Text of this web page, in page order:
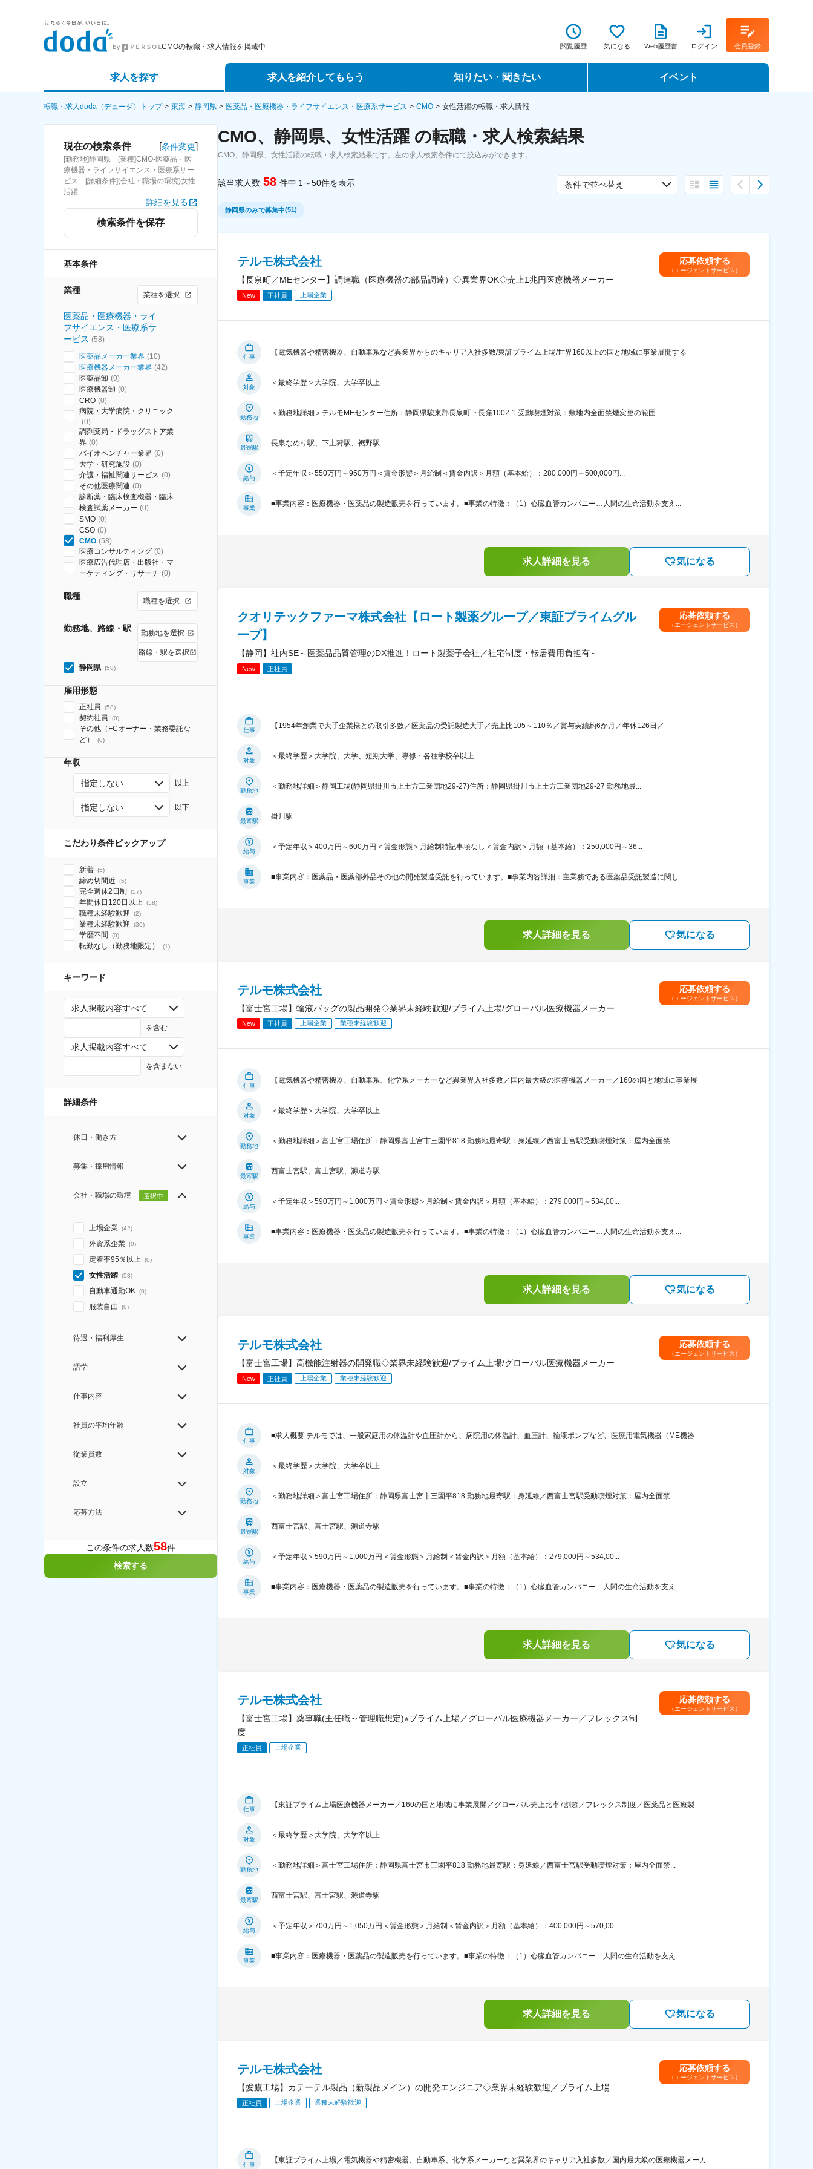
CMOの転職・求人情報を掲載中 閲覧履歴 気になる Web履歴書 ログイン 会員登録
求人を探す
詳細条件から探す
求人特集から探す
求人を紹介してもらう
エージェントサービス
スカウトサービス
知りたい・聞きたい
転職ノウハウ
データで見る転職
イベント
転職・求人doda（デューダ）トップ 東海 静岡県 医薬品・医療機器・ライフサイエンス・医療系サービス CMO 女性活躍の転職・求人情報
現在の検索条件 [条件変更]
[勤務地]静岡県 [業種]CMO-医薬品・医
療機器・ライフサイエンス・医療系サー
ビス [詳細条件](会社・職場の環境)女性
活躍
詳細を見る
検索条件を保存
基本条件
業種 業種を選択
医薬品・医療機器・ライ
フサイエンス・医療系サ
ービス (58)
医薬品メーカー業界 (10)
医療機器メーカー業界 (42)
医薬品卸 (0)
医療機器卸 (0)
CRO (0)
病院・大学病院・クリニック
(0)
調剤薬局・ドラッグストア業
界 (0)
バイオベンチャー業界 (0)
大学・研究施設 (0)
介護・福祉関連サービス (0)
その他医療関連 (0)
診断薬・臨床検査機器・臨床
検査試薬メーカー (0)
SMO (0)
CSO (0)
CMO (58)
医療コンサルティング (0)
医療広告代理店・出版社・マ
ーケティング・リサーチ (0)
職種 職種を選択
勤務地、路線・駅 勤務地を選択
路線・駅を選択
静岡県 (58)
雇用形態
正社員 (58)
契約社員 (0)
その他（FCオーナー・業務委託な
ど）
(0)
年収
指定しない 以上
指定しない 以下
こだわり条件ピックアップ
新着 (5)
締め切間近 (5)
完全週休2日制 (57)
年間休日120日以上 (58)
職種未経験歓迎 (2)
業種未経験歓迎 (30)
学歴不問 (0)
転勤なし（勤務地限定） (1)
キーワード
求人掲載内容すべて
を含む
求人掲載内容すべて
を含まない
詳細条件
休日・働き方
募集・採用情報
会社・職場の環境 選択中
上場企業 (42)
外資系企業 (0)
定着率95％以上 (0)
女性活躍 (58)
自動車通勤OK (0)
服装自由 (0)
待遇・福利厚生
語学
仕事内容
社員の平均年齢
従業員数
設立
応募方法
この条件の求人数58件
検索する
CMO、静岡県、女性活躍 の転職・求人検索結果
CMO、静岡県、女性活躍の転職・求人検索結果です。左の求人検索条件にて絞込みができます。
該当求人数 58 件中 1～50件を表示 条件で並べ替え
静岡県のみで募集中(51)
テルモ株式会社
【長泉町／MEセンター】調達職（医療機器の部品調達）◇異業界OK◇売上1兆円医療機器メーカー
New 正社員 上場企業
応募依頼する
（エージェントサービス）
仕事
【電気機器や精密機器、自動車系など異業界からのキャリア入社多数/東証プライム上場/世界160以上の国と地域に事業展開する
対象
＜最終学歴＞大学院、大学卒以上
勤務地
＜勤務地詳細＞テルモMEセンター住所：静岡県駿東郡長泉町下長窪1002-1 受動喫煙対策：敷地内全面禁煙変更の範囲...
最寄駅
長泉なめり駅、下土狩駅、裾野駅
給与
＜予定年収＞550万円～950万円＜賃金形態＞月給制＜賃金内訳＞月額（基本給）：280,000円～500,000円...
事業
■事業内容：医療機器・医薬品の製造販売を行っています。■事業の特徴：（1）心臓血管カンパニー…人間の生命活動を支え...
求人詳細を見る 気になる
クオリテックファーマ株式会社【ロート製薬グループ／東証プライムグル
ープ】
【静岡】社内SE～医薬品品質管理のDX推進！ロート製薬子会社／社宅制度・転居費用負担有～
New 正社員
応募依頼する
（エージェントサービス）
仕事
【1954年創業で大手企業様との取引多数／医薬品の受託製造大手／売上比105～110％／賞与実績約6か月／年休126日／
対象
＜最終学歴＞大学院、大学、短期大学、専修・各種学校卒以上
勤務地
＜勤務地詳細＞静岡工場(静岡県掛川市上土方工業団地29-27)住所：静岡県掛川市上土方工業団地29-27 勤務地最...
最寄駅
掛川駅
給与
＜予定年収＞400万円～600万円＜賃金形態＞月給制特記事項なし＜賃金内訳＞月額（基本給）：250,000円～36...
事業
■事業内容：医薬品・医薬部外品その他の開発製造受託を行っています。■事業内容詳細：主業務である医薬品受託製造に関し...
求人詳細を見る 気になる
テルモ株式会社
【富士宮工場】輸液バッグの製品開発◇業界未経験歓迎/プライム上場/グローバル医療機器メーカー
New 正社員 上場企業 業種未経験歓迎
応募依頼する
（エージェントサービス）
仕事
【電気機器や精密機器、自動車系、化学系メーカーなど異業界入社多数／国内最大級の医療機器メーカー／160の国と地域に事業展
対象
＜最終学歴＞大学院、大学卒以上
勤務地
＜勤務地詳細＞富士宮工場住所：静岡県富士宮市三園平818 勤務地最寄駅：身延線／西富士宮駅受動喫煙対策：屋内全面禁...
最寄駅
西富士宮駅、富士宮駅、源道寺駅
給与
＜予定年収＞590万円～1,000万円＜賃金形態＞月給制＜賃金内訳＞月額（基本給）：279,000円～534,00...
事業
■事業内容：医療機器・医薬品の製造販売を行っています。■事業の特徴：（1）心臓血管カンパニー…人間の生命活動を支え...
求人詳細を見る 気になる
テルモ株式会社
【富士宮工場】高機能注射器の開発職◇業界未経験歓迎/プライム上場/グローバル医療機器メーカー
New 正社員 上場企業 業種未経験歓迎
応募依頼する
（エージェントサービス）
仕事
■求人概要 テルモでは、一般家庭用の体温計や血圧計から、病院用の体温計、血圧計、輸液ポンプなど、医療用電気機器（ME機器
対象
＜最終学歴＞大学院、大学卒以上
勤務地
＜勤務地詳細＞富士宮工場住所：静岡県富士宮市三園平818 勤務地最寄駅：身延線／西富士宮駅受動喫煙対策：屋内全面禁...
最寄駅
西富士宮駅、富士宮駅、源道寺駅
給与
＜予定年収＞590万円～1,000万円＜賃金形態＞月給制＜賃金内訳＞月額（基本給）：279,000円～534,00...
事業
■事業内容：医療機器・医薬品の製造販売を行っています。■事業の特徴：（1）心臓血管カンパニー…人間の生命活動を支え...
求人詳細を見る 気になる
テルモ株式会社
【富士宮工場】薬事職(主任職～管理職想定)※プライム上場／グローバル医療機器メーカー／フレックス制
度
正社員 上場企業
応募依頼する
（エージェントサービス）
仕事
【東証プライム上場医療機器メーカー／160の国と地域に事業展開／グローバル売上比率7割超／フレックス制度／医薬品と医療製
対象
＜最終学歴＞大学院、大学卒以上
勤務地
＜勤務地詳細＞富士宮工場住所：静岡県富士宮市三園平818 勤務地最寄駅：身延線／西富士宮駅受動喫煙対策：屋内全面禁...
最寄駅
西富士宮駅、富士宮駅、源道寺駅
給与
＜予定年収＞700万円～1,050万円＜賃金形態＞月給制＜賃金内訳＞月額（基本給）：400,000円～570,00...
事業
■事業内容：医療機器・医薬品の製造販売を行っています。■事業の特徴：（1）心臓血管カンパニー…人間の生命活動を支え...
求人詳細を見る 気になる
テルモ株式会社
【愛鷹工場】カテーテル製品（新製品メイン）の開発エンジニア◇業界未経験歓迎／プライム上場
正社員 上場企業 業種未経験歓迎
応募依頼する
（エージェントサービス）
仕事
【東証プライム上場／電気機器や精密機器、自動車系、化学系メーカーなど異業界のキャリア入社多数／国内最大級の医療機器メーカ